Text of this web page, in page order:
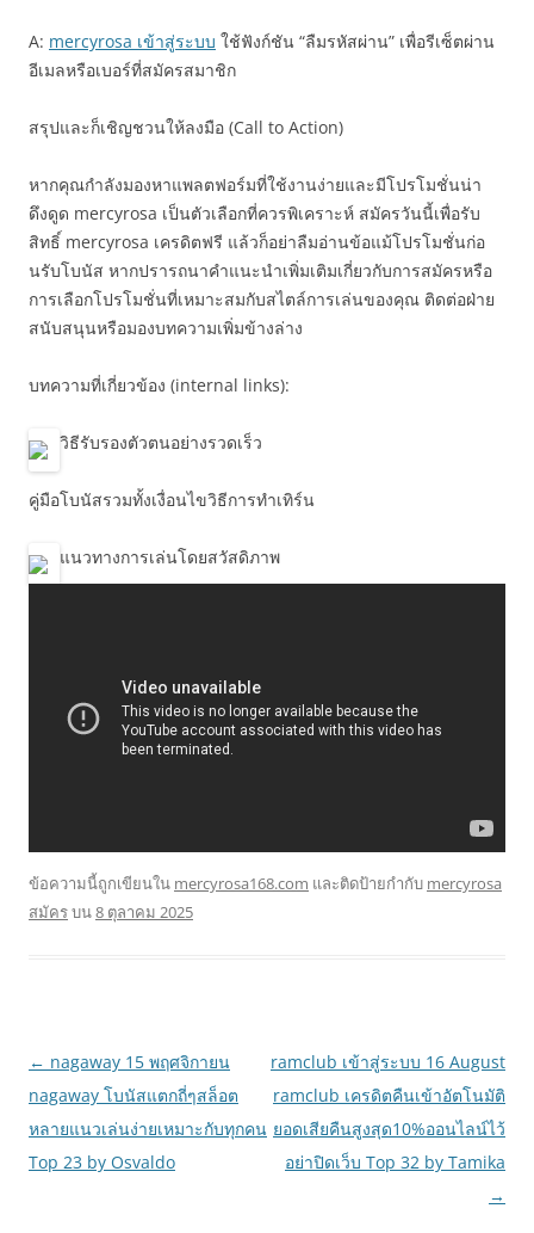
A: mercyrosa เข้าสู่ระบบ ใช้ฟังก์ชัน “ลืมรหัสผ่าน” เพื่อรีเซ็ตผ่าน
อีเมลหรือเบอร์ที่สมัครสมาชิก
สรุปและก็เชิญชวนให้ลงมือ (Call to Action)
หากคุณกำลังมองหาแพลตฟอร์มที่ใช้งานง่ายและมีโปรโมชั่นน่า
ดึงดูด mercyrosa เป็นตัวเลือกที่ควรพิเคราะห์ สมัครวันนี้เพื่อรับ
สิทธิ์ mercyrosa เครดิตฟรี แล้วก็อย่าลืมอ่านข้อแม้โปรโมชั่นก่อ
นรับโบนัส หากปรารถนาคำแนะนำเพิ่มเติมเกี่ยวกับการสมัครหรือ
การเลือกโปรโมชั่นที่เหมาะสมกับสไตล์การเล่นของคุณ ติดต่อฝ่าย
สนับสนุนหรือมองบทความเพิ่มข้างล่าง
บทความที่เกี่ยวข้อง (internal links):
วิธีรับรองตัวตนอย่างรวดเร็ว
คู่มือโบนัสรวมทั้งเงื่อนไขวิธีการทำเทิร์น
แนวทางการเล่นโดยสวัสดิภาพ
ข้อความนี้ถูกเขียนใน mercyrosa168.com และติดป้ายกำกับ mercyrosa
สมัครบน8 ตุลาคม 2025
เมนู
นำทาง
เรื่อง
← nagaway 15 พฤศจิกายน
nagaway โบนัสแตกถี่ๆสล็อต
หลายแนวเล่นง่ายเหมาะกับทุกคน
Top 23 by Osvaldo
ramclub เข้าสู่ระบบ 16 August
ramclub เครดิตคืนเข้าอัตโนมัติ
ยอดเสียคืนสูงสุด10%ออนไลน์ไว้
อย่าปิดเว็บ Top 32 by Tamika
→